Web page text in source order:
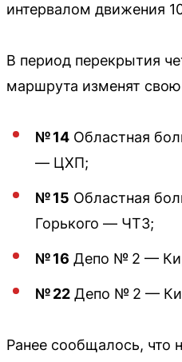
интервалом движения
В период перекрытия
маршрута изменят
№ 14 Областная
— ЦХП;
№ 15 Областная
Горького — ЧТЗ;
№ 16 Депо № 2 —
№ 22 Депо № 2 —
Ранее сообщалось, что